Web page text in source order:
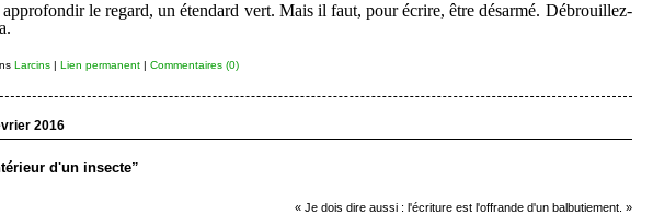
le regard, un étendard vert. Mais il faut, pour écrire, être désarmé. Débrouillez-
Larcins| Lien permanent| Commentaires (0)
2016
d'un insecte”
« Je dois dire aussi : l'écriture est l'offrande d'un balbutiement. »